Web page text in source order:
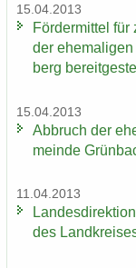
15.04.2013
För­der­mit­tel
der
berg
15.04.2013
Ab­bruch der
mein­de
11.04.2013
des